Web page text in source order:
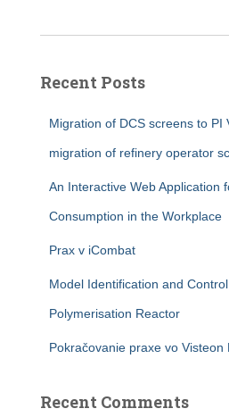
Recent Posts
Migration of DCS screens to PI
migration of refinery operator
An Interactive Web Application
Consumption in the Workplace
Prax v iCombat
Model Identification and
Polymerisation Reactor
Pokračovanie praxe vo Visteon
Recent Comments